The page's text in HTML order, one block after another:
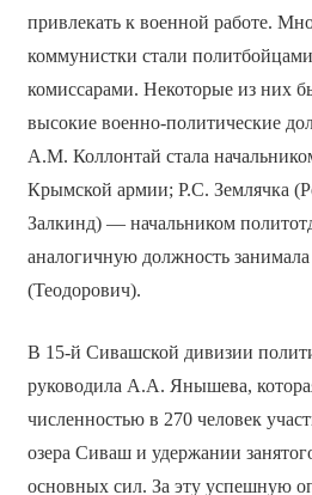
привлекать к военной работе.
коммунистки стали
комиссарами. Некоторые из них
высокие военно-политические
А.М. Коллонтай стала
Крымской армии; Р.С. Землячка
Залкинд) — начальником
аналогичную должность
(Теодорович).
В 15-й Сивашской дивизии
руководила А.А. Янышева,
численностью в 270 человек
озера Сиваш и удержании
основных сил. За эту успешную